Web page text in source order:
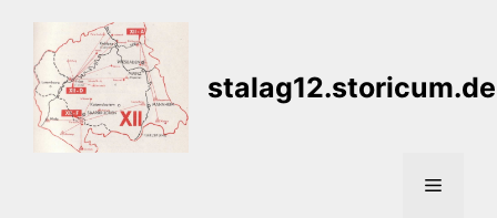
contenu
stalag12.storicum.de
Menu